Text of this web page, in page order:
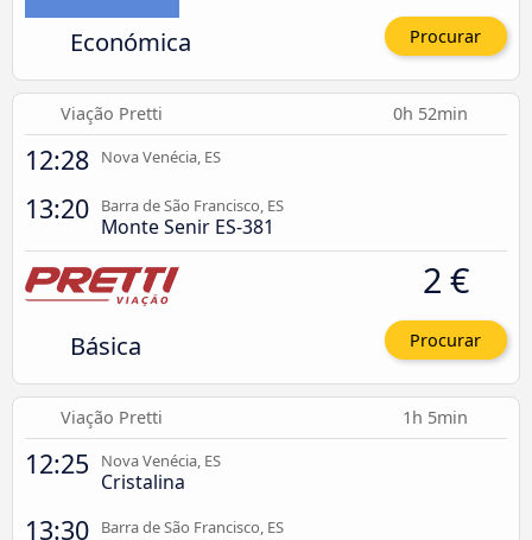
Económica Procurar
Viação Pretti 0h 52min
12:28 Nova Venécia, ES
13:20 Barra de São Francisco, ES
Monte Senir ES-381
Básica
2 €
Procurar
Viação Pretti 1h 5min
12:25 Nova Venécia, ES
Cristalina
13:30 Barra de São Francisco, ES